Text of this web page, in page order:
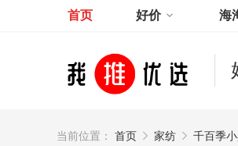
首页 好价 海
当前位置： 首页 家纺 千百季